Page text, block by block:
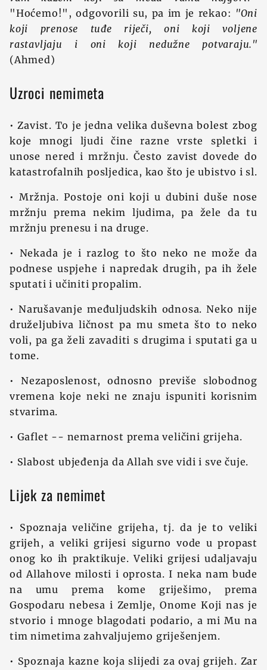
"Hoćemo!", odgovorili su, pa im je rekao: "Oni
koji prenose tuđe riječi, oni koji voljene
rastavljaju i oni koji nedužne potvaraju."
(Ahmed)
Uzroci nemimeta
• Zavist. To je jedna velika duševna bolest zbog
koje mnogi ljudi čine razne vrste spletki i
unose nered i mržnju. Često zavist dovede do
katastrofalnih posljedica, kao što je ubistvo i sl.
• Mržnja. Postoje oni koji u dubini duše nose
mržnju prema nekim ljudima, pa žele da tu
mržnju prenesu i na druge.
• Nekada je i razlog to što neko ne može da
podnese uspjehe i napredak drugih, pa ih žele
sputati i učiniti propalim.
• Narušavanje međuljudskih odnosa. Neko nije
druželjubiva ličnost pa mu smeta što to neko
voli, pa ga želi zavaditi s drugima i sputati ga u
tome.
• Nezaposlenost, odnosno previše slobodnog
vremena koje neki ne znaju ispuniti korisnim
stvarima.
• Gaflet -- nemarnost prema veličini grijeha.
• Slabost ubjeđenja da Allah sve vidi i sve čuje.
Lijek za nemimet
• Spoznaja veličine grijeha, tj. da je to veliki
grijeh, a veliki grijesi sigurno vode u propast
onog ko ih praktikuje. Veliki grijesi udaljavaju
od Allahove milosti i oprosta. I neka nam bude
na umu prema kome griješimo, prema
Gospodaru nebesa i Zemlje, Onome Koji nas je
stvorio i mnoge blagodati podario, a mi Mu na
tim nimetima zahvaljujemo griješenjem.
• Spoznaja kazne koja slijedi za ovaj grijeh. Zar